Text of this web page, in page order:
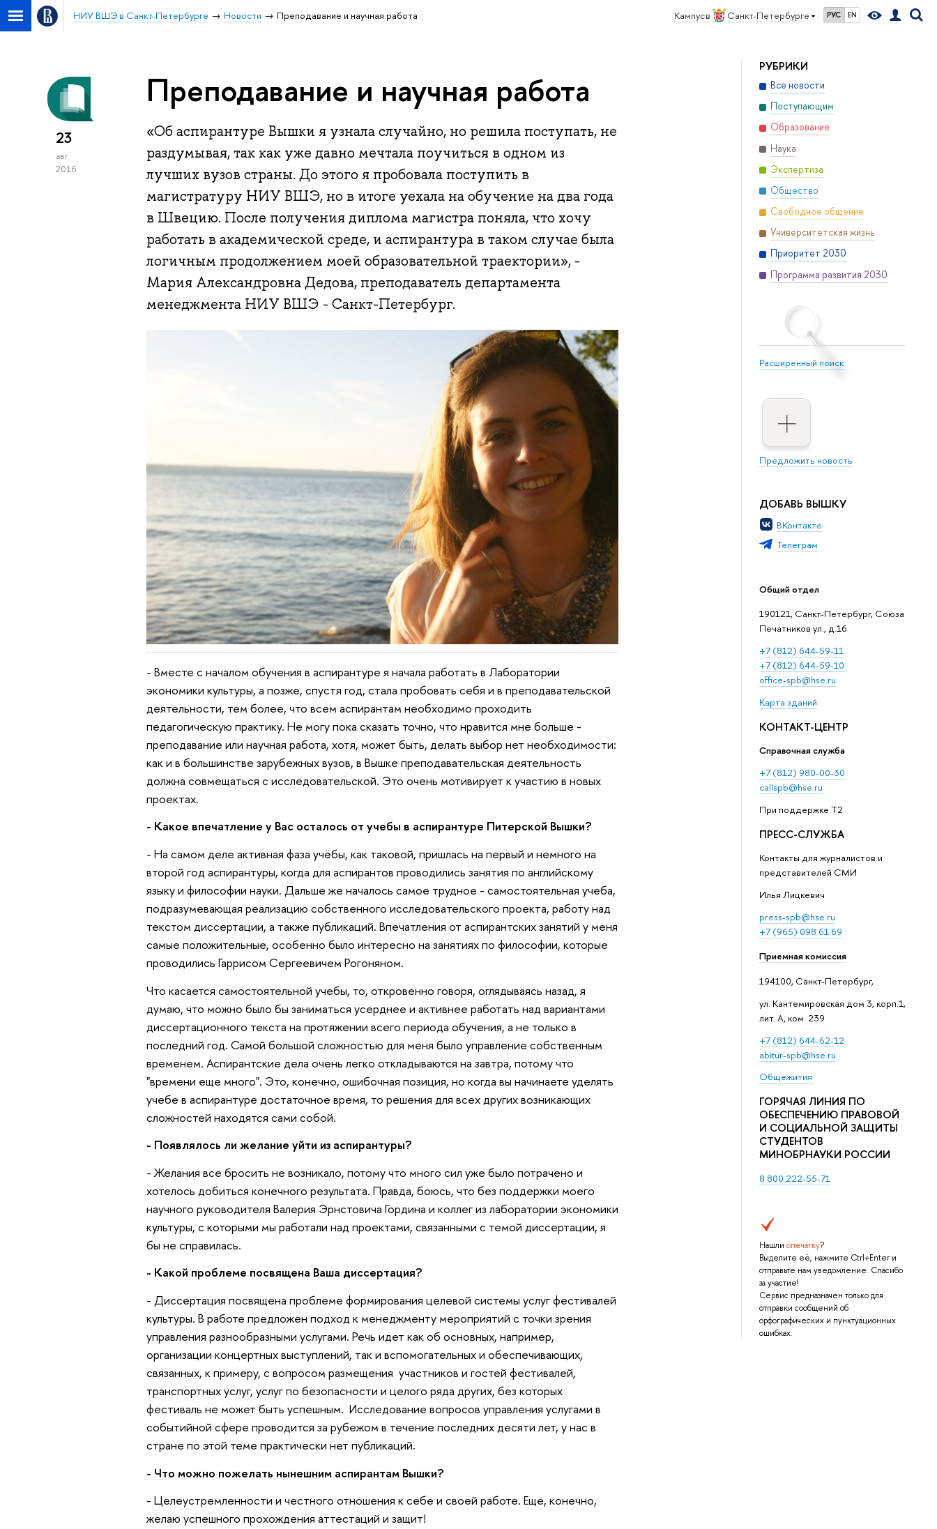
Кампус в Санкт-Петербурге РУС EN
НИУ ВШЭ в Санкт-Петербурге Новости Преподавание и научная работа
РУБРИКИ
Все новости
Поступающим
Образование
Наука
Экспертиза
Общество
Свободное общение
Университетская жизнь
Приоритет 2030
Программа развития 2030
Расширенный поиск
Предложить новость
ДОБАВЬ ВЫШКУ
ВКонтакте
Телеграм
Общий отдел
190121, Санкт-Петербург, Союза
Печатников ул., д.16
+7 (812) 644-59-11
+7 (812) 644-59-10
office-spb@hse.ru
Карта зданий
КОНТАКТ-ЦЕНТР
Справочная служба
+7 (812) 980-00-30
callspb@hse.ru
При поддержке T2
ПРЕСС-СЛУЖБА
Контакты для журналистов и
представителей СМИ
Илья Лицкевич
press-spb@hse.ru
+7 (965) 098 61 69
Приемная комиссия
194100, Санкт-Петербург,
ул. Кантемировская дом 3, корп.1,
лит. А, ком. 239
+7 (812) 644-62-12
abitur-spb@hse.ru
Общежития
ГОРЯЧАЯ ЛИНИЯ ПО
ОБЕСПЕЧЕНИЮ ПРАВОВОЙ
И СОЦИАЛЬНОЙ ЗАЩИТЫ
СТУДЕНТОВ
МИНОБРНАУКИ РОССИИ
8 800 222-55-71
Нашли опечатку?
Выделите её, нажмите Ctrl+Enter и
отправьте нам уведомление. Спасибо
за участие!
Сервис предназначен только для
отправки сообщений об
орфографических и пунктуационных
ошибках.
23
авг
2016
Преподавание и научная работа
«Об аспирантуре Вышки я узнала случайно, но решила поступать, не
раздумывая, так как уже давно мечтала поучиться в одном из
лучших вузов страны. До этого я пробовала поступить в
магистратуру НИУ ВШЭ, но в итоге уехала на обучение на два года
в Швецию. После получения диплома магистра поняла, что хочу
работать в академической среде, и аспирантура в таком случае была
логичным продолжением моей образовательной траектории», -
Мария Александровна Дедова, преподаватель департамента
менеджмента НИУ ВШЭ - Санкт-Петербург.
- Вместе с началом обучения в аспирантуре я начала работать в Лаборатории
экономики культуры, а позже, спустя год, стала пробовать себя и в преподавательской
деятельности, тем более, что всем аспирантам необходимо проходить
педагогическую практику. Не могу пока сказать точно, что нравится мне больше -
преподавание или научная работа, хотя, может быть, делать выбор нет необходимости:
как и в большинстве зарубежных вузов, в Вышке преподавательская деятельность
должна совмещаться с исследовательской. Это очень мотивирует к участию в новых
проектах.
- Какое впечатление у Вас осталось от учебы в аспирантуре Питерской Вышки?
- На самом деле активная фаза учёбы, как таковой, пришлась на первый и немного на
второй год аспирантуры, когда для аспирантов проводились занятия по английскому
языку и философии науки. Дальше же началось самое трудное - самостоятельная учеба,
подразумевающая реализацию собственного исследовательского проекта, работу над
текстом диссертации, а также публикаций. Впечатления от аспирантских занятий у меня
самые положительные, особенно было интересно на занятиях по философии, которые
проводились Гаррисом Сергеевичем Рогоняном.
Что касается самостоятельной учебы, то, откровенно говоря, оглядываясь назад, я
думаю, что можно было бы заниматься усерднее и активнее работать над вариантами
диссертационного текста на протяжении всего периода обучения, а не только в
последний год. Самой большой сложностью для меня было управление собственным
временем. Аспирантские дела очень легко откладываются на завтра, потому что
"времени еще много". Это, конечно, ошибочная позиция, но когда вы начинаете уделять
учебе в аспирантуре достаточное время, то решения для всех других возникающих
сложностей находятся сами собой.
- Появлялось ли желание уйти из аспирантуры?
- Желания все бросить не возникало, потому что много сил уже было потрачено и
хотелось добиться конечного результата. Правда, боюсь, что без поддержки моего
научного руководителя Валерия Эрнстовича Гордина и коллег из лаборатории экономики
культуры, с которыми мы работали над проектами, связанными с темой диссертации, я
бы не справилась.
- Какой проблеме посвящена Ваша диссертация?
- Диссертация посвящена проблеме формирования целевой системы услуг фестивалей
культуры. В работе предложен подход к менеджменту мероприятий с точки зрения
управления разнообразными услугами. Речь идет как об основных, например,
организации концертных выступлений, так и вспомогательных и обеспечивающих,
связанных, к примеру, с вопросом размещения участников и гостей фестивалей,
транспортных услуг, услуг по безопасности и целого ряда других, без которых
фестиваль не может быть успешным. Исследование вопросов управления услугами в
событийной сфере проводится за рубежом в течение последних десяти лет, у нас в
стране по этой теме практически нет публикаций.
- Что можно пожелать нынешним аспирантам Вышки?
- Целеустремленности и честного отношения к себе и своей работе. Еще, конечно,
желаю успешного прохождения аттестаций и защит!